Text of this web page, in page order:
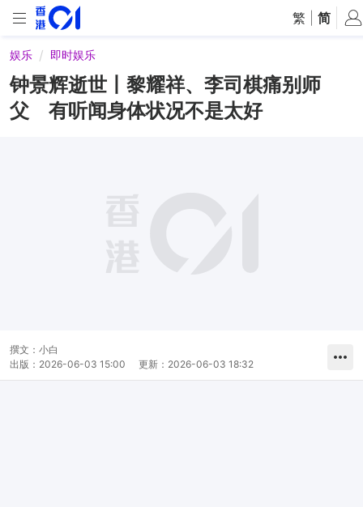
繁 简
娱乐 即时娱乐
钟景辉逝世丨黎耀祥、李司棋痛别师
父 有听闻身体状况不是太好
撰文： 小白
出版： 2026-06-03 15:00 更新： 2026-06-03 18:32